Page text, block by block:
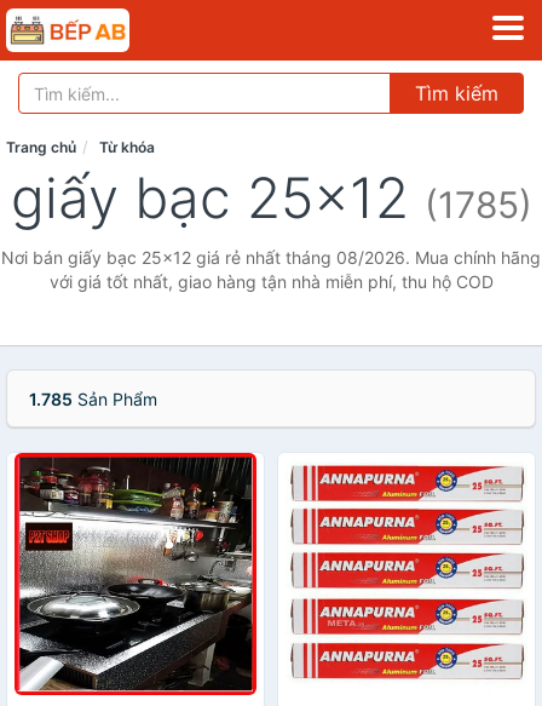
Tìm kiếm
Trang chủ Từ khóa
giấy bạc 25x12 (1785)
Nơi bán giấy bạc 25x12 giá rẻ nhất tháng 08/2026. Mua chính hãng
với giá tốt nhất, giao hàng tận nhà miễn phí, thu hộ COD
1.785 Sản Phẩm